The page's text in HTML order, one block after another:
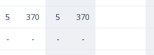
5 370 5 370
- - - -